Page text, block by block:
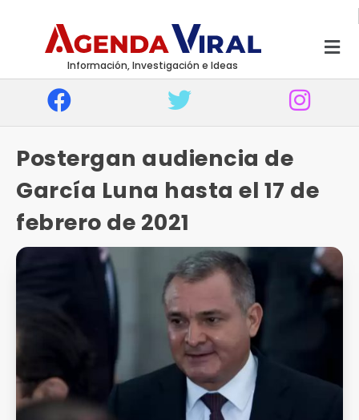
Información, Investigación e Ideas
Postergan audiencia de
García Luna hasta el 17 de
febrero de 2021